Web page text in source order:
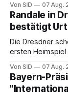
Von SID 07 Aug.
Randale in
bestätigt
Die Dresdner
ersten Heimspiel
Von SID 07 Aug.
Bayern-